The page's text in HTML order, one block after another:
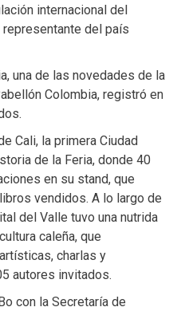
internacional del
representante del país
una de las novedades de la
Colombia, registró en
Cali, la primera Ciudad
de la Feria, donde 40
en su stand, que
vendidos. A lo largo de
del Valle tuvo una nutrida
caleña, que
charlas y
autores invitados.
con la Secretaría de